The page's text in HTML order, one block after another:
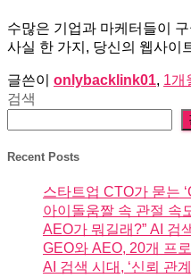
수많은 기업과 마케터들이
사실 한 가지, 당신의 웹사이
글쓴이 onlybacklink01, 1개
검색
Recent Posts
스타트업 CTO가 묻는
아이돌움짤 속 관절 속
AEO가 뭐길래?” AI 검
GEO와 AEO, 20개 프
AI 검색 시대, ‘신뢰 관